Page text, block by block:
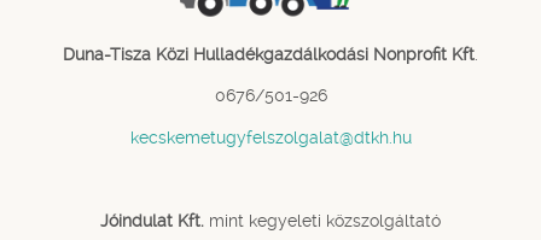
Duna-Tisza Közi Hulladékgazdálkodási Nonprofit Kft
0676/501-926
kecskemetugyfelszolgalat@dtkh.hu
Jóindulat Kft. mint kegyeleti közszolgáltató